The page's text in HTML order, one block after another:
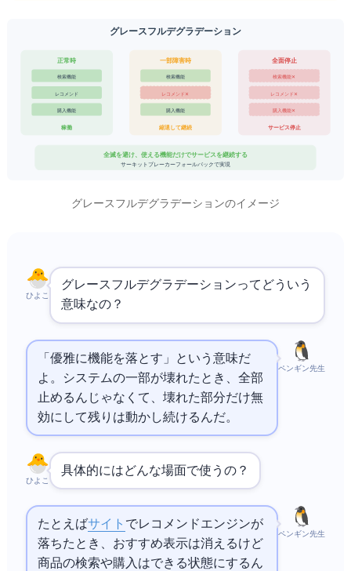
グレースフルデグラデーション
正常時
検索機能
レコメンド
購入機能
100% 稼働
一部障害時
検索機能
レコメンド ✕
購入機能
縮退して継続
全面停止
検索機能 ✕
レコメンド ✕
購入機能 ✕
サービス停止
全滅を避け、使える機能だけでサービスを継続する
サーキットブレーカー + フォールバックで実現
グレースフルデグラデーションのイメージ
ひよこ
グレースフルデグラデーションってどういう
意味なの？
ペンギン先生
「優雅に機能を落とす」という意味だ
よ。システムの一部が壊れたとき、全部
止めるんじゃなくて、壊れた部分だけ無
効にして残りは動かし続けるんだ。
ひよこ
具体的にはどんな場面で使うの？
ペンギン先生
たとえばECサイト でレコメンドエンジンが
落ちたとき、おすすめ表示は消えるけど
商品の検索や購入はできる状態にするん